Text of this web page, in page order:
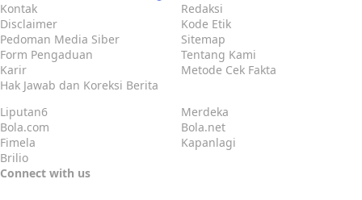
Kontak
Redaksi
Disclaimer
Kode Etik
Pedoman Media Siber
Sitemap
Form Pengaduan
Tentang Kami
Karir
Metode Cek Fakta
Hak Jawab dan Koreksi Berita
Liputan6
Merdeka
Bola.com
Bola.net
Fimela
Kapanlagi
Brilio
Connect with us